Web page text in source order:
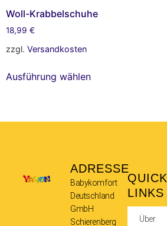
Woll-Krabbelschuhe
18,99 €
zzgl. Versandkosten
Ausführung wählen
ADRESSE
Babykomfort
Deutschland
GmbH
Schierenberg
QUICK
LINKS
Über